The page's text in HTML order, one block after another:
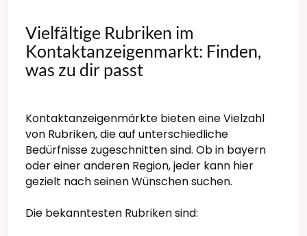
Vielfältige Rubriken im
Kontaktanzeigenmarkt: Finden,
was zu dir passt
Kontaktanzeigenmärkte bieten eine Vielzahl
von Rubriken, die auf unterschiedliche
Bedürfnisse zugeschnitten sind. Ob in bayern
oder einer anderen Region, jeder kann hier
gezielt nach seinen Wünschen suchen.
Die bekanntesten Rubriken sind: